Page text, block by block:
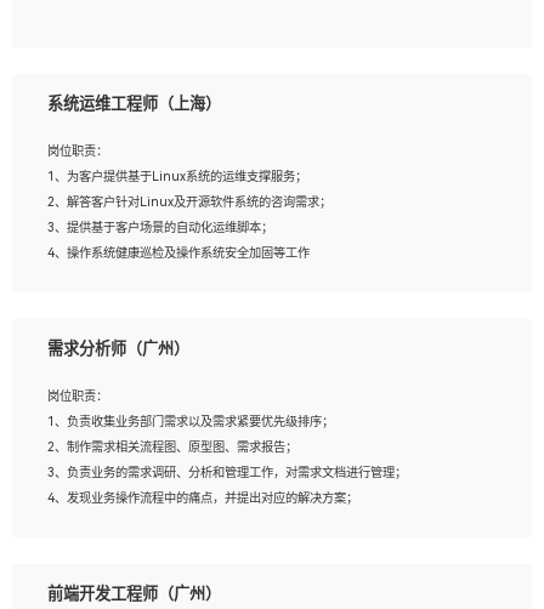
2、熟练使用After Effect、Photo Shop、熟练掌握视频剪辑和特效包装软件；
4、在剪辑上会思考，有一定编导思维；
5、踏实， 勤奋，愿意在工作中不断学习，提高自我；
6、能与同事友好相处。
系统运维工程师（上海）
岗位职责：
1、为客户提供基于Linux系统的运维支撑服务；
2、解答客户针对Linux及开源软件系统的咨询需求；
3、提供基于客户场景的自动化运维脚本；
4、操作系统健康巡检及操作系统安全加固等工作
1、全日制本科计算机相关专业毕业，3年以上相关工作经验；
3、熟练使用脚本语言，shell/python任一种，熟练使用Ansible
4、熟悉linux常见服务、中间件的基本原理、部署以及故障处理，如：Mysql、
Apache、Nginx、Zabbix、Kafka等
5、熟悉主流虚拟化技术，如：VMware、KVM
6、具备网络方面的基础知识，熟悉常见的网络协议，如TCP/IP，转发原理，路由优
8、有良好的文档编写能力和沟通能力，有RHCE证书优先
需求分析师（广州）
岗位职责：
1、负责收集业务部门需求以及需求紧要优先级排序；
2、制作需求相关流程图、原型图、需求报告；
3、负责业务的需求调研、分析和管理工作，对需求文档进行管理；
4、发现业务操作流程中的痛点，并提出对应的解决方案；
岗位要求：
前端开发工程师（广州）